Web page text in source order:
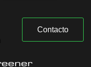
Contacto